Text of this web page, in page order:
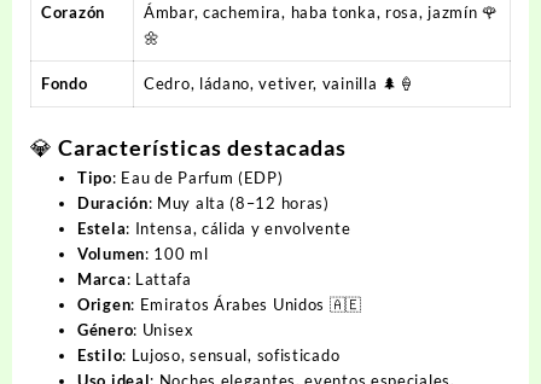
Corazón
Ámbar, cachemira, haba tonka, rosa, jazmín 🌹
🌼
Fondo Cedro, ládano, vetiver, vainilla 🌲🍦
💎 Características destacadas
Tipo: Eau de Parfum (EDP)
Duración: Muy alta (8–12 horas)
Estela: Intensa, cálida y envolvente
Volumen: 100 ml
Marca: Lattafa
Origen: Emiratos Árabes Unidos 🇦🇪
Género: Unisex
Estilo: Lujoso, sensual, sofisticado